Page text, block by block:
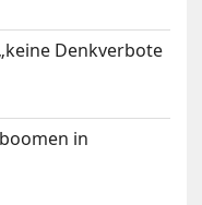
Denkverbote
in